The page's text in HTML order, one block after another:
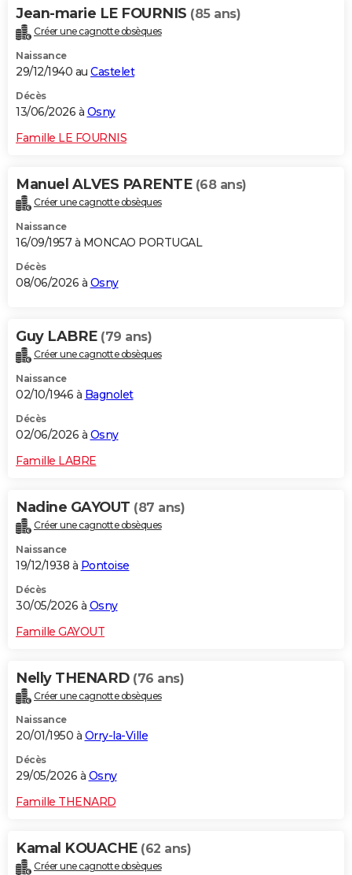
Jean-marie LE FOURNIS (85 ans)
Créer une cagnotte obsèques
Naissance
29/12/1940 au Castelet
Décès
13/06/2026 à Osny
Famille LE FOURNIS
Manuel ALVES PARENTE (68 ans)
Créer une cagnotte obsèques
Naissance
16/09/1957 à MONCAO PORTUGAL
Décès
08/06/2026 à Osny
Guy LABRE (79 ans)
Créer une cagnotte obsèques
Naissance
02/10/1946 à Bagnolet
Décès
02/06/2026 à Osny
Famille LABRE
Nadine GAYOUT (87 ans)
Créer une cagnotte obsèques
Naissance
19/12/1938 à Pontoise
Décès
30/05/2026 à Osny
Famille GAYOUT
Nelly THENARD (76 ans)
Créer une cagnotte obsèques
Naissance
20/01/1950 à Orry-la-Ville
Décès
29/05/2026 à Osny
Famille THENARD
Kamal KOUACHE (62 ans)
Créer une cagnotte obsèques